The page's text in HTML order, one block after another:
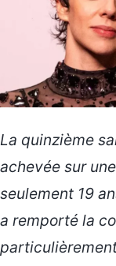
La quinzième
achevée sur
seulement 19
a remporté la